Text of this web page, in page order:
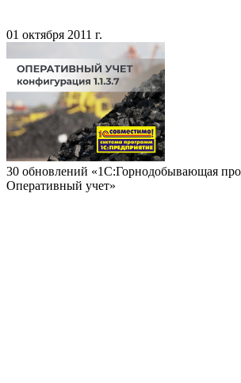
01 октября 2011 г.
30 обновлений «1С:Горнодобывающая
Оперативный учет»